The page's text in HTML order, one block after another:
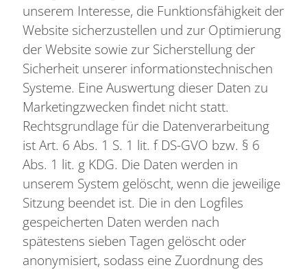
unserem Interesse, die Funktionsfähigkeit der
Website sicherzustellen und zur Optimierung
der Website sowie zur Sicherstellung der
Sicherheit unserer informationstechnischen
Systeme. Eine Auswertung dieser Daten zu
Marketingzwecken findet nicht statt.
Rechtsgrundlage für die Datenverarbeitung
ist Art. 6 Abs. 1 S. 1 lit. f DS-GVO bzw. § 6
Abs. 1 lit. g KDG. Die Daten werden in
unserem System gelöscht, wenn die jeweilige
Sitzung beendet ist. Die in den Logfiles
gespeicherten Daten werden nach
spätestens sieben Tagen gelöscht oder
anonymisiert, sodass eine Zuordnung des